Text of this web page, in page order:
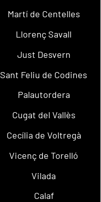
Martí de Centelles
Llorenç Savall
Just Desvern
Sant Feliu de Codines
Palautordera
Cugat del Vallès
Cecília de Voltregà
Vicenç de Torelló
Vilada
Calaf